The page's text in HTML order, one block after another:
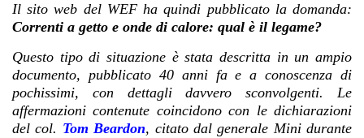
Il sito web del WEF ha quindi pubblicato la domanda:
Correnti a getto e onde di calore: qual è il legame?
Questo tipo di situazione è stata descritta in un ampio
documento, pubblicato 40 anni fa e a conoscenza di
pochissimi, con dettagli davvero sconvolgenti. Le
affermazioni contenute coincidono con le dichiarazioni
del col. Tom Beardon, citato dal generale Mini durante